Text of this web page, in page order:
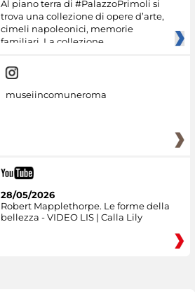
Al piano terra di #PalazzoPrimoli si
trova una collezione di opere d’arte,
cimeli napoleonici, memorie
familiari. La collezione
museiincomuneroma
28/05/2026
Robert Mapplethorpe. Le forme della
bellezza - VIDEO LIS | Calla Lily